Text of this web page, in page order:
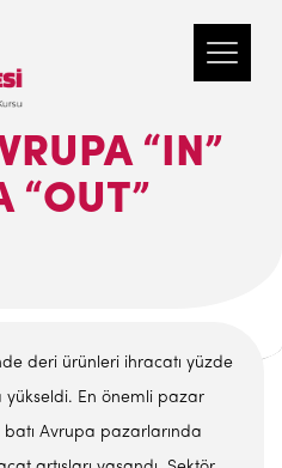
“IN”
“OUT”
deri ürünleri ihracatı yüzde
yükseldi. En önemli pazar
Avrupa pazarlarında